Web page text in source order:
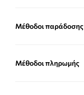
Μέθοδοι παράδοσης
Μέθοδοι πληρωμής